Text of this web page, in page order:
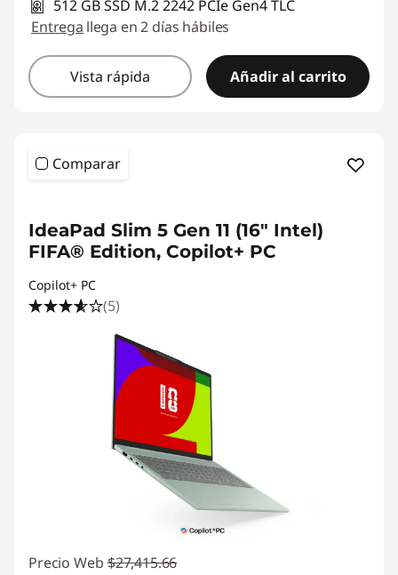
512 GB SSD M.2 2242 PCIe Gen4 TLC
Entrega llega en 2 días hábiles
Vista rápida Añadir al carrito
Comparar
IdeaPad Slim 5 Gen 11 (16" Intel)
FIFA® Edition, Copilot+ PC
Copilot+ PC
(5)
Precio Web $27,415.66